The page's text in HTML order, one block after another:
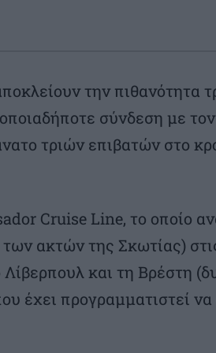
την πιθανότητα
σύνδεση με
τριών επιβατών στο
Cruise Line, το οποίο
ακτών της Σκωτίας)
και τη Βρέστη
έχει προγραμματιστεί